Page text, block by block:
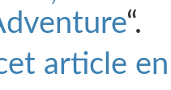
“.
article